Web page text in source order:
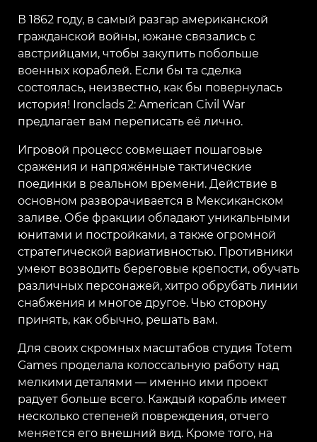
В 1862 году, в самый разгар американской
гражданской войны, южане связались с
австрийцами, чтобы закупить побольше
военных кораблей. Если бы та сделка
состоялась, неизвестно, как бы повернулась
история! Ironclads 2: American Civil War
предлагает вам переписать её лично.
Игровой процесс совмещает пошаговые
сражения и напряжённые тактические
поединки в реальном времени. Действие в
основном разворачивается в Мексиканском
заливе. Обе фракции обладают уникальными
юнитами и постройками, а также огромной
стратегической вариативностью. Противники
умеют возводить береговые крепости, обучать
различных персонажей, хитро обрубать линии
снабжения и многое другое. Чью сторону
принять, как обычно, решать вам.
Для своих скромных масштабов студия Totem
Games проделала колоссальную работу над
мелкими деталями — именно ими проект
радует больше всего. Каждый корабль имеет
несколько степеней повреждения, отчего
меняется его внешний вид. Кроме того, на